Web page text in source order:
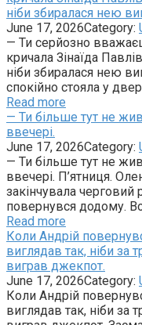
ніби збиралася нею
June 17, 2026Category:
— Ти серйозно
кричала Зінаїда
ніби збиралася нею
спокійно стояла у
Read more
— Ти більше тут не
ввечері.
June 17, 2026Category:
— Ти більше тут не
ввечері. П’ятниця.
закінчувала черговий
повернувся додому.
Read more
Коли Андрій
виглядав так, ніби за
виграв джекпот.
June 17, 2026Category:
Коли Андрій
виглядав так, ніби за